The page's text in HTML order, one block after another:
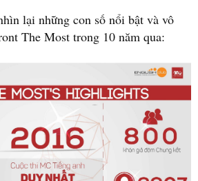
lại những con số nổi bật và vô
The Most trong 10 năm qua: